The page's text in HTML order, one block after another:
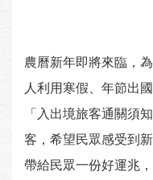
農曆新年即將來臨，
人利用寒假、年節出
「入出境旅客通關須
客，希望民眾感受到
帶給民眾一份好運兆